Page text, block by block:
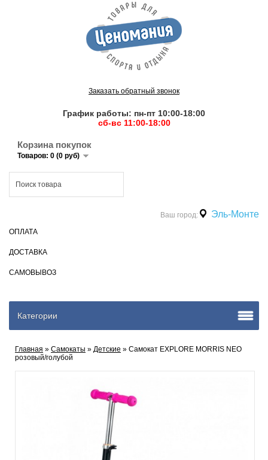
Заказать обратный звонок
График работы: пн-пт 10:00-18:00
сб-вс 11:00-18:00
Корзина покупок
Товаров: 0 (0 руб)
Ваш город: Эль-Монте
ОПЛАТА
ДОСТАВКА
САМОВЫВОЗ
Категории
Главная » Самокаты » Детские » Самокат EXPLORE MORRIS NEO
розовый/голубой